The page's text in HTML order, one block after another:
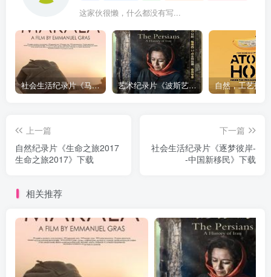
这家伙很懒，什么都没有写...
社会生活纪录片《马加拉 Makala》下载 艺术纪录片《波斯艺术 Art of Persia》下载
上一篇
自然纪录片《生命之旅2017
生命之旅2017》下载
下一篇
社会生活纪录片《逐梦彼岸-
-中国新移民》下载
相关推荐